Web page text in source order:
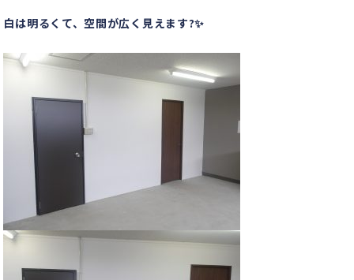
白は明るくて、空間が広く見えます?✨